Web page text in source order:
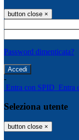
button close ×
Password dimenticata?
-
Entra con SPID Entra
Seleziona utente
button close ×